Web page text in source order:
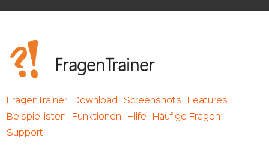
FragenTrainer
FragenTrainer Download Screenshots
Features
Beispiellisten
Funktionen Hilfe
Häufige Fragen
Support